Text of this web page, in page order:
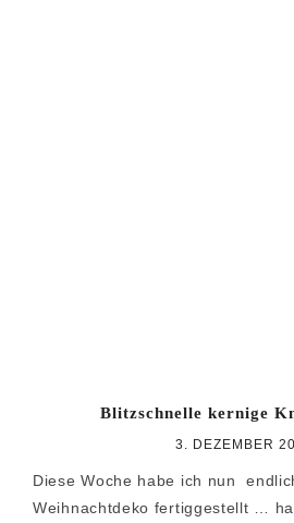
Blitzschnelle kernige
3. DEZEMBER
Diese Woche habe ich nun
Weihnachtdeko fertiggestellt …